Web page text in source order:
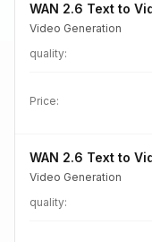
WAN 2.6 Text to
Video Generation
quality:
Price:
WAN 2.6 Text to
Video Generation
quality: